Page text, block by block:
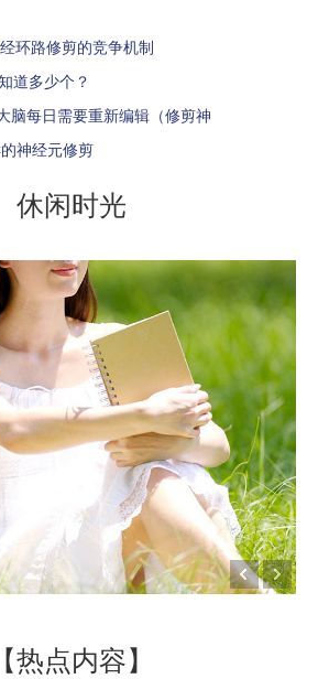
环路修剪的竞争机制
道多少个？
脑每日需要重新编辑（修剪神
神经元修剪
休闲时光
【热点内容】